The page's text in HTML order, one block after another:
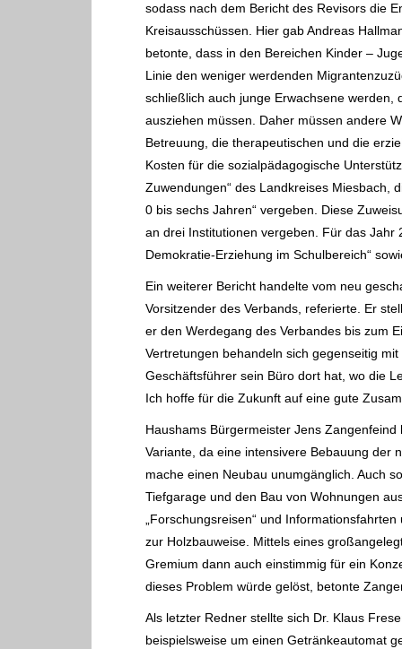
sodass nach dem Bericht des Revisors die
Kreisausschüssen. Hier gab Andreas
betonte, dass in den Bereichen Kinder –
Linie den weniger werdenden
schließlich auch junge Erwachsene werden,
ausziehen müssen. Daher müssen andere
Betreuung, die therapeutischen und die
Kosten für die sozialpädagogische
Zuwendungen“ des Landkreises Miesbach,
0 bis sechs Jahren“ vergeben. Diese
an drei Institutionen vergeben. Für das Jahr
Demokratie-Erziehung im Schulbereich“
Ein weiterer Bericht handelte vom neu
Vorsitzender des Verbands, referierte. Er
er den Werdegang des Verbandes bis zum
Vertretungen behandeln sich gegenseitig mit
Geschäftsführer sein Büro dort hat, wo die
Ich hoffe für die Zukunft auf eine gute
Haushams Bürgermeister Jens
Variante, da eine intensivere Bebauung der
mache einen Neubau unumgänglich. Auch
Tiefgarage und den Bau von Wohnungen
„Forschungsreisen“ und
zur Holzbauweise. Mittels eines
Gremium dann auch einstimmig für ein
dieses Problem würde gelöst, betonte
Als letzter Redner stellte sich Dr. Klaus
beispielsweise um einen Getränkeautomat